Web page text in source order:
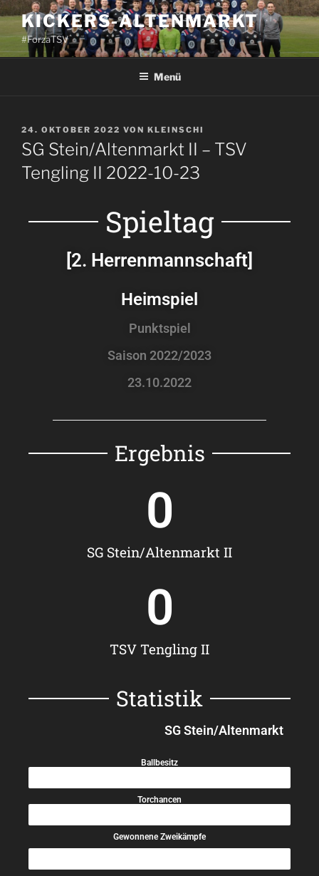
KICKERS-ALTENMARKT
#ForzaTSV
Menü
24. OKTOBER 2022 VON KLEINSCHI
SG Stein/Altenmarkt II – TSV
Tengling II 2022-10-23
Spieltag
[2. Herrenmannschaft]
Heimspiel
Punktspiel
Saison 2022/2023
23.10.2022
Ergebnis
SG Stein/Altenmarkt II
0
TSV Tengling II
0
Statistik
SG Stein/Altenmarkt
Ballbesitz
Torchancen
Gewonnene Zweikämpfe